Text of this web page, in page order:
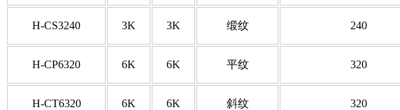
H-CS3240 3K 3K 缎纹 240
H-CP6320 6K 6K 平纹 320
H-CT6320 6K 6K 斜纹 320